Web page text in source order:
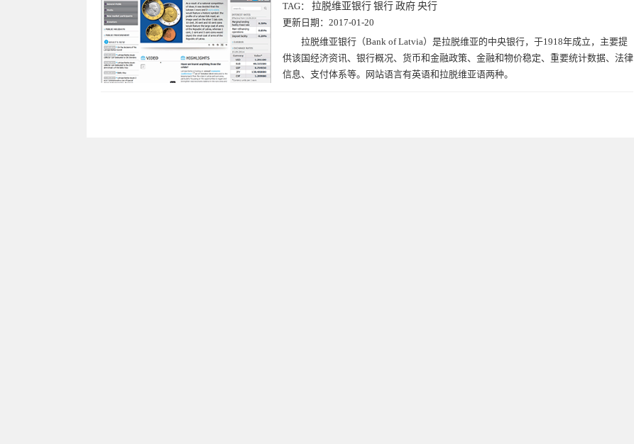
TAG： 拉脱维亚银行 银行 政府 央行
更新日期： 2017-01-20
拉脱维亚银行（Bank of Latvia）是拉脱维亚的中央银行，于1918年成立，主要提
供该国经济资讯、银行概况、货币和金融政策、金融和物价稳定、重要统计数据、法律
信息、支付体系等。网站语言有英语和拉脱维亚语两种。